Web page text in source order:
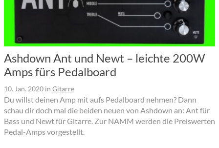
Ashdown Ant und Newt – leichte 200W
Amps fürs Pedalboard
10. Jan. 2020 in Gitarre
Du willst deinen Amp mit aufs Pedalboard nehmen? Dann
schau dir doch mal die beiden neuen von Ashdown an: Ant für
Bass und Newt für Gitarre. Zur NAMM werden die Preiswerten
Pedal-Amps vorgestellt.